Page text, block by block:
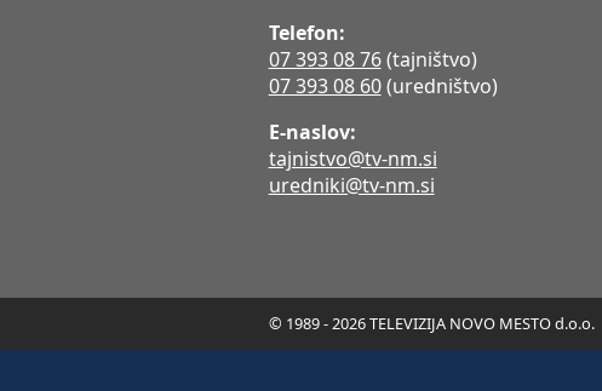
Telefon:
07 393 08 76(tajništvo)
07 393 08 60(uredništvo)
E-naslov:
tajnistvo@tv-nm.si
uredniki@tv-nm.si
© 1989 - 2026 TELEVIZIJA NOVO MESTO d.o.o.